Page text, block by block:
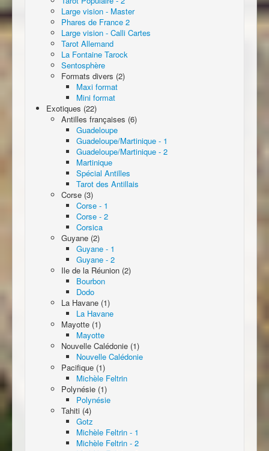
Large vision - Master
Phares de France 2
Large vision - Calli Cartes
Tarot Allemand
La Fontaine Tarock
Sentosphère
Formats divers (2)
Maxi format
Mini format
Exotiques (22)
Antilles françaises (6)
Guadeloupe
Guadeloupe/Martinique - 1
Guadeloupe/Martinique - 2
Martinique
Spécial Antilles
Tarot des Antillais
Corse (3)
Corse - 1
Corse - 2
Corsica
Guyane (2)
Guyane - 1
Guyane - 2
Ile de la Réunion (2)
Bourbon
Dodo
La Havane (1)
La Havane
Mayotte (1)
Mayotte
Nouvelle Calédonie (1)
Nouvelle Calédonie
Pacifique (1)
Michèle Feltrin
Polynésie (1)
Polynésie
Tahiti (4)
Gotz
Michèle Feltrin - 1
Michèle Feltrin - 2